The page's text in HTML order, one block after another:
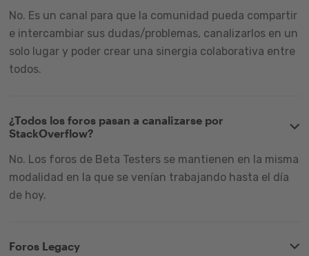
No. Es un canal para que la comunidad pueda compartir
e intercambiar sus dudas/problemas, canalizarlos en un
solo lugar y poder crear una sinergia colaborativa entre
todos.
¿Todos los foros pasan a canalizarse por
StackOverflow?
No. Los foros de Beta Testers se mantienen en la misma
modalidad en la que se venían trabajando hasta el día
de hoy.
Foros Legacy